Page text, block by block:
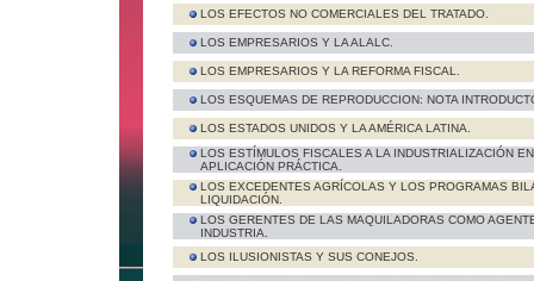
LOS EFECTOS NO COMERCIALES DEL TRATADO.
LOS EMPRESARIOS Y LA ALALC.
LOS EMPRESARIOS Y LA REFORMA FISCAL.
LOS ESQUEMAS DE REPRODUCCION: NOTA
LOS ESTADOS UNIDOS Y LA AMÉRICA LATINA.
LOS ESTÍMULOS FISCALES A LA INDUSTRIALIZACIÓN
APLICACIÓN PRÁCTICA.
LOS EXCEDENTES AGRÍCOLAS Y LOS PROGRAMAS
LIQUIDACIÓN.
LOS GERENTES DE LAS MAQUILADORAS COMO
INDUSTRIA.
LOS ILUSIONISTAS Y SUS CONEJOS.